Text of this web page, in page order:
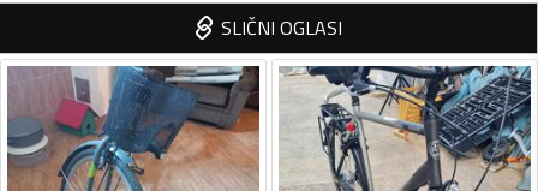
SLIČNI OGLASI